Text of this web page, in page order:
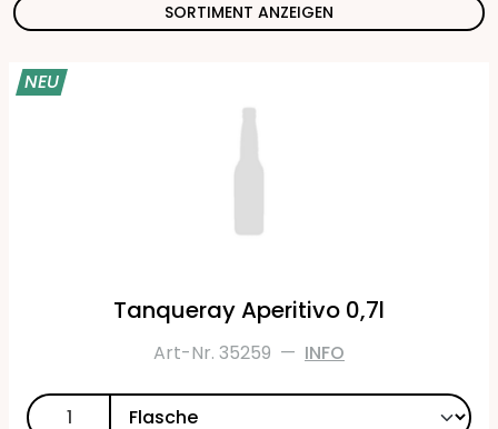
SORTIMENT ANZEIGEN
NEU
Tanqueray Aperitivo 0,7l
Art-Nr. 35259 — INFO